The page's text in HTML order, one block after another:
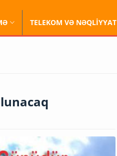
TELEKOM VƏ NƏQLİYYAT